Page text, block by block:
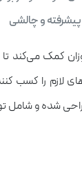
و چالشی
کمک می‌کند تا
لازم را کسب
شده و شامل